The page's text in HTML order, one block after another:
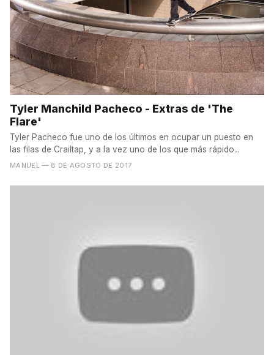
Tyler Manchild Pacheco - Extras de 'The
Flare'
Tyler Pacheco fue uno de los últimos en ocupar un puesto en
las filas de Crailtap, y a la vez uno de los que más rápido...
MANUEL — 8 DE AGOSTO DE 2017